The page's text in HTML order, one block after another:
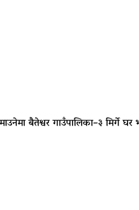
बैतेश्वर गाउँपालिका–३ मिर्गे